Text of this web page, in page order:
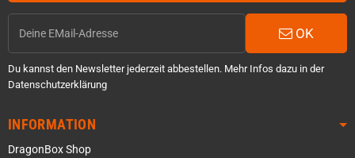
OK
Du kannst den Newsletter jederzeit abbestellen. Mehr Infos dazu in der
Datenschutzerklärung
INFORMATION
DragonBox Shop